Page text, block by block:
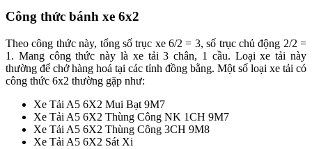
Công thức bánh xe 6x2
Theo công thức này, tổng số trục xe 6/2 = 3, số trục chủ động 2/2 =
1. Mang công thức này là xe tải 3 chân, 1 cầu. Loại xe tải này
thường để chở hàng hoá tại các tỉnh đồng bằng. Một số loại xe tải có
công thức 6x2 thường gặp như:
Xe Tải A5 6X2 Mui Bạt 9M7
Xe Tải A5 6X2 Thùng Công NK 1CH 9M7
Xe Tải A5 6X2 Thùng Công 3CH 9M8
Xe Tải A5 6X2 Sát Xi